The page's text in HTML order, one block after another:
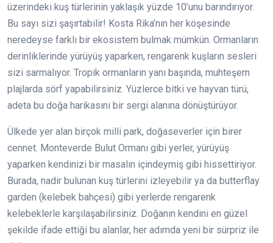
üzerindeki kuş türlerinin yaklaşık yüzde 10’unu barındırıyor.
Bu sayı sizi şaşırtabilir! Kosta Rika’nın her köşesinde
neredeyse farklı bir ekosistem bulmak mümkün. Ormanların
derinliklerinde yürüyüş yaparken, rengarenk kuşların sesleri
sizi sarmalıyor. Tropik ormanların yanı başında, muhteşem
plajlarda sörf yapabilirsiniz. Yüzlerce bitki ve hayvan türü,
adeta bu doğa harikasını bir sergi alanına dönüştürüyor.
Ülkede yer alan birçok milli park, doğaseverler için birer
cennet. Monteverde Bulut Ormanı gibi yerler, yürüyüş
yaparken kendinizi bir masalın içindeymiş gibi hissettiriyor.
Burada, nadir bulunan kuş türlerini izleyebilir ya da butterflay
garden (kelebek bahçesi) gibi yerlerde rengarenk
kelebeklerle karşılaşabilirsiniz. Doğanın kendini en güzel
şekilde ifade ettiği bu alanlar, her adımda yeni bir sürpriz ile